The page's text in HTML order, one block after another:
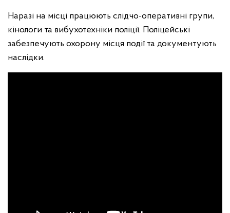
Наразі на місці працюють слідчо-оперативні групи,
кінологи та вибухотехніки поліції. Поліцейські
забезпечують охорону місця події та документують
наслідки.